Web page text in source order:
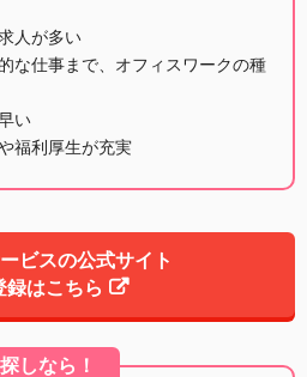
人が多い
な仕事まで、オフィスワークの種
い
福利厚生が充実
ビスの公式サイト
録はこちら
しなら！